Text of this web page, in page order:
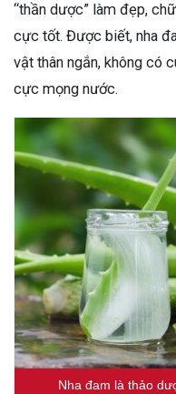
“thần dược” làm đẹp,
cực tốt. Được biết, nha
vật thân ngắn, không có
cực mọng nước.
Nha đam là thảo